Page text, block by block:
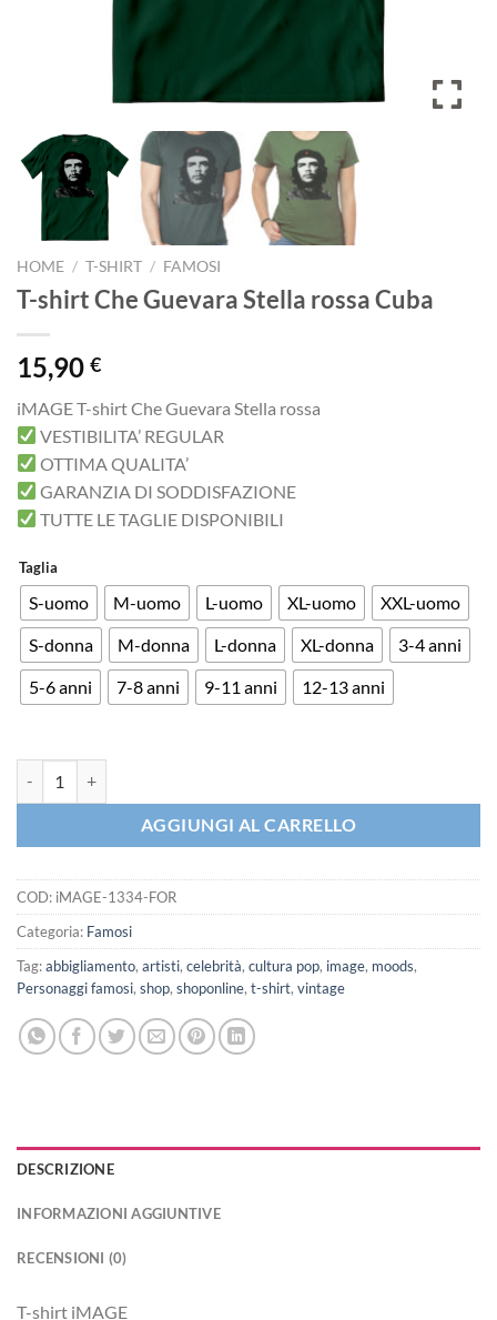
HOME / T-SHIRT / FAMOSI
T-shirt Che Guevara Stella rossa Cuba
15,90 €
iMAGE T-shirt Che Guevara Stella rossa
VESTIBILITA’ REGULAR
OTTIMA QUALITA’
GARANZIA DI SODDISFAZIONE
TUTTE LE TAGLIE DISPONIBILI
Taglia
S-uomo M-uomo L-uomo XL-uomo
XXL-uomo
S-donna
M-donna L-donna XL-donna
3-4 anni
5-6 anni
7-8 anni 9-11 anni 12-13 anni
AGGIUNGI AL CARRELLO
COD: iMAGE-1334-FOR
Categoria: Famosi
Tag:abbigliamento, artisti, celebrità, cultura pop, image, moods,
Personaggi famosi, shop, shoponline, t-shirt, vintage
DESCRIZIONE
INFORMAZIONI AGGIUNTIVE
RECENSIONI (0)
T-shirt iMAGE